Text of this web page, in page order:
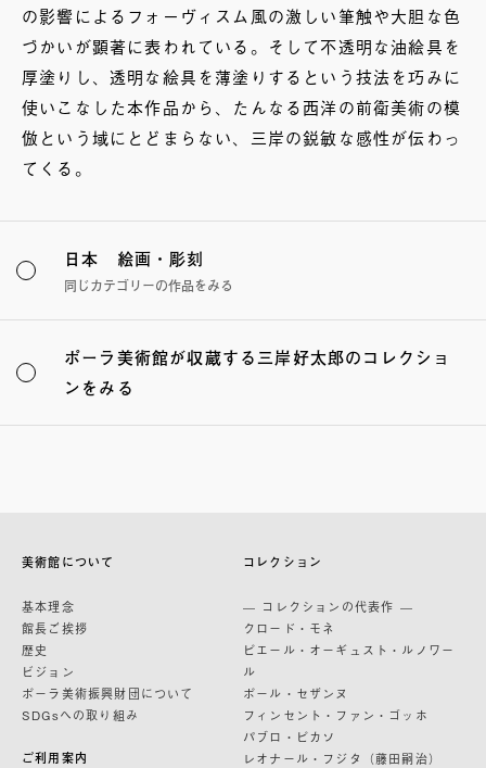
の影響によるフォーヴィスム風の激しい筆触や大胆な色
づかいが顕著に表われている。そして不透明な油絵具を
厚塗りし、透明な絵具を薄塗りするという技法を巧みに
使いこなした本作品から、たんなる西洋の前衛美術の模
倣という域にとどまらない、三岸の鋭敏な感性が伝わっ
てくる。
日本 絵画・彫刻
同じカテゴリーの作品をみる
ポーラ美術館が収蔵する三岸好太郎のコレクショ
ンをみる
美術館について
基本理念
館長ご挨拶
歴史
ビジョン
ポーラ美術振興財団について
SDGsへの取り組み
ご利用案内
コレクション
— コレクションの代表作 —
クロード・モネ
ピエール・オーギュスト・ルノワー
ル
ポール・セザンヌ
フィンセント・ファン・ゴッホ
パブロ・ピカソ
レオナール・フジタ（藤田嗣治）